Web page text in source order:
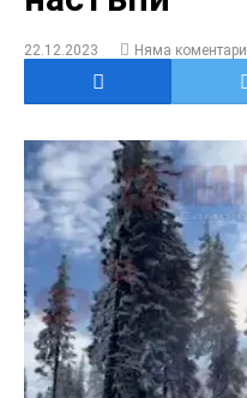
22.12.2023 Няма коментари